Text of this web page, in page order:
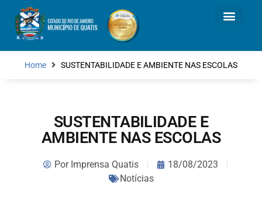
Home SUSTENTABILIDADE E AMBIENTE NAS ESCOLAS
SUSTENTABILIDADE E
AMBIENTE NAS ESCOLAS
PorImprensa Quatis
18/08/2023
Notícias